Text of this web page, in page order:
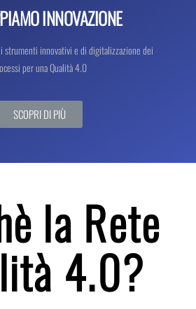
INNOVAZIONE
strumenti innovativi e di digitalizzazione dei
per una Qualità 4.0
SCOPRI DI PIÙ
la Rete
4.0?